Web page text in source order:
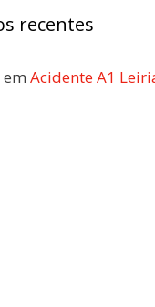
recentes
em Acidente A1